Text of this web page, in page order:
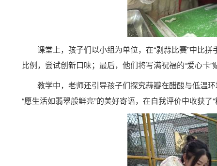
课堂上，孩子们以小组为单位，在“剥蒜比赛”中比
比例，尝试创新口味；最后，他们将写满祝福的“爱心
教学中，老师还引导孩子们探究蒜瓣在醋酸与低温
“愿生活如翡翠般鲜亮”的美好寄语，在自我评价中收获了